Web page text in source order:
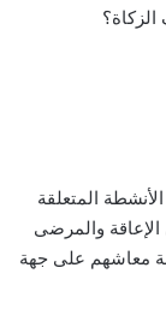
المتعلقة
الإعاقة والمرضى
معاشهم على جهة